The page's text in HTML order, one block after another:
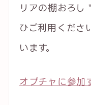
リアの棚おろし
ひご利用くださ
います。
オプチャに参加